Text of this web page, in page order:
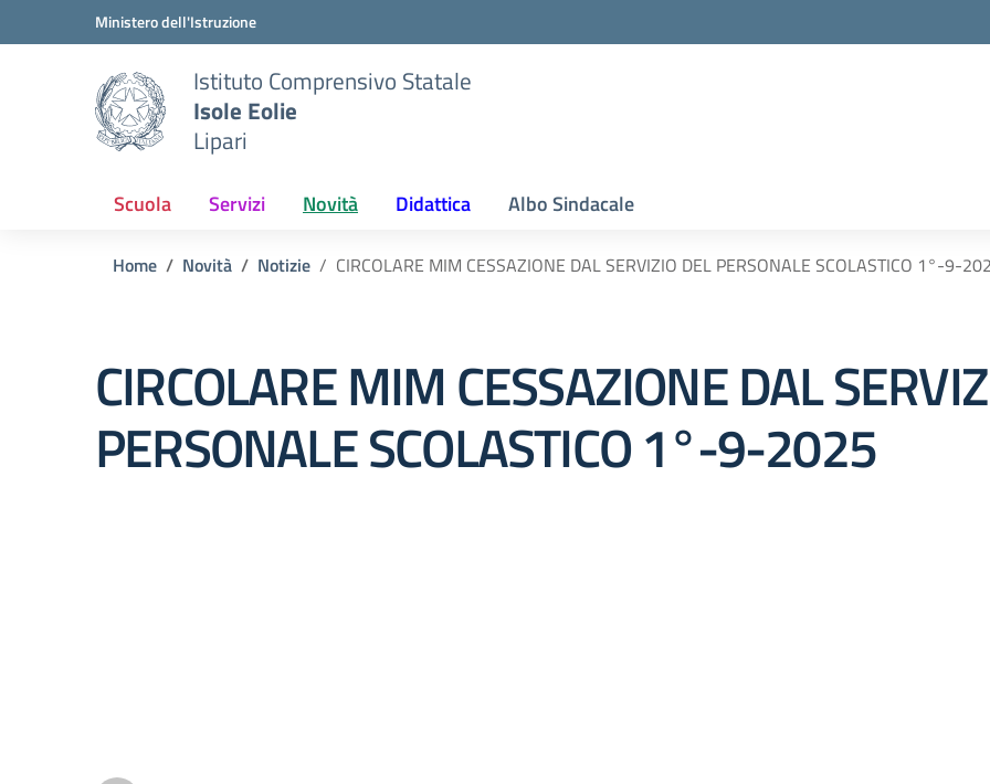
Vai ai contenuti
Vai al menu di navigazione
Ministero dell'Istruzione
Istituto Comprensivo Statale
Isole Eolie
Lipari
Scuola Servizi Novità Didattica Albo Sindacale
Home Novità Notizie CIRCOLARE MIM CESSAZIONE DAL SERVIZIO DEL PERSONALE SCOLASTICO 1°-9-
CIRCOLARE MIM CESSAZIONE DAL
PERSONALE SCOLASTICO 1°-9-2025